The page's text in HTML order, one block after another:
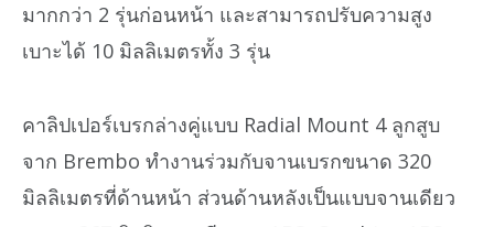
มากกว่า 2 รุ่นก่อนหน้า และสามารถปรับความสูง
เบาะได้ 10 มิลลิเมตรทั้ง 3 รุ่น
คาลิปเปอร์เบรกล่างคู่แบบ Radial Mount 4 ลูกสูบ
จาก Brembo ทำงานร่วมกับจานเบรกขนาด 320
มิลลิเมตรที่ด้านหน้า ส่วนด้านหลังเป็นแบบจานเดียว